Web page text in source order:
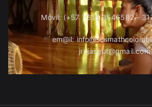
Móvil: (+57 ) 318 3546582 -
em@il:
jrojasgut@gmail.com